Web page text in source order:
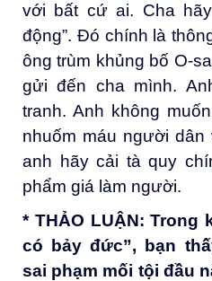
với bất cứ ai. Cha
động”. Ðó chính là
ông trùm khủng bố O-
gửi đến cha mình.
tranh. Anh không
nhuốm máu người dân
anh hãy cải tà quy
phẩm giá làm người.
* THẢO LUẬN: Trong
có bảy đức”, bạn
sai phạm mối tội đầu